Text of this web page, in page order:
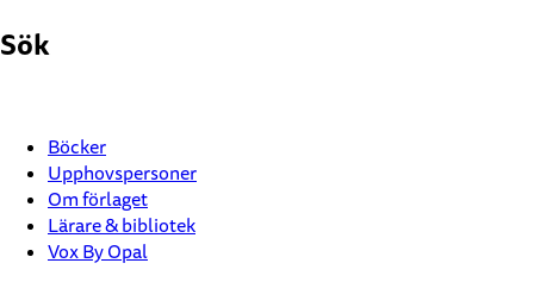
till
Sök
Böcker
Upphovspersoner
Om förlaget
Lärare & bibliotek
Vox By Opal